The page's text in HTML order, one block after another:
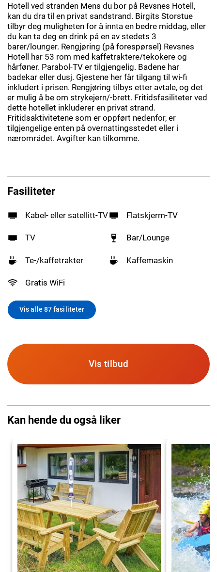
Hotell ved stranden Mens du bor på Revsnes Hotell,
kan du dra til en privat sandstrand. Birgits Storstue
tilbyr deg muligheten for å innta en bedre middag, eller
du kan ta deg en drink på en av stedets 3
barer/lounger. Rengjøring (på forespørsel) Revsnes
Hotell har 53 rom med kaffetraktere/tekokere og
hårføner. Parabol-TV er tilgjengelig. Badene har
badekar eller dusj. Gjestene her får tilgang til wi-fi
inkludert i prisen. Rengjøring tilbys etter avtale, og det
er mulig å be om strykejern/-brett. Fritidsfasiliteter ved
dette hotellet inkluderer en privat strand.
Fritidsaktivitetene som er oppført nedenfor, er
tilgjengelige enten på overnattingsstedet eller i
nærområdet. Avgifter kan tilkomme.
Fasiliteter
Kabel- eller satellitt-TV Flatskjerm-TV
TV Bar/Lounge
Te-/kaffetrakter Kaffemaskin
Gratis WiFi
Vis alle 87 fasiliteter
Vis tilbud
Kan hende du også liker